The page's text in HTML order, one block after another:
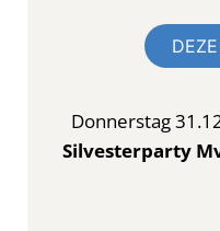
Donnerstag
Silvesterparty